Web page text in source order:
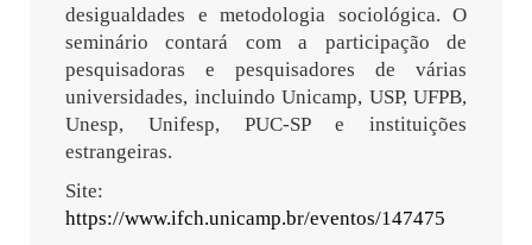
desigualdades e metodologia sociológica. O
seminário contará com a participação de
pesquisadoras e pesquisadores de várias
universidades, incluindo Unicamp, USP, UFPB,
Unesp, Unifesp, PUC-SP e instituições
estrangeiras.
Site:
https://www.ifch.unicamp.br/eventos/147475